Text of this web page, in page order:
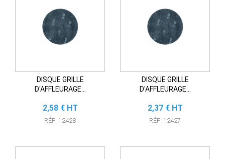
DISQUE GRILLE
D'AFFLEURAGE...
Prix
2,58 € HT
RÉF: 12428
DISQUE GRILLE
D'AFFLEURAGE...
Prix
2,37 € HT
RÉF: 12427